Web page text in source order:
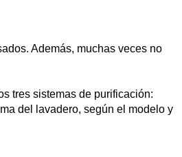
Además, muchas veces no
tres sistemas de purificación:
del lavadero, según el modelo y